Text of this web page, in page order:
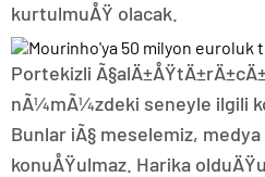
kurtulmuÅŸ olacak.
Portekizli
nÃ¼mÃ¼zdeki seneyle ilgili
Bunlar iÃ§ meselemiz,
konuÅŸulmaz. Harika